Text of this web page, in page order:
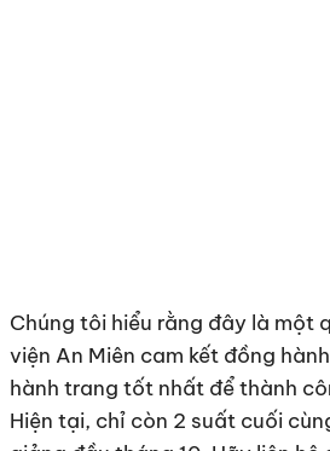
Chúng tôi hiểu rằng đây là một
viện An Miên cam kết đồng
hành trang tốt nhất để thành
Hiện tại, chỉ còn 2 suất cuối